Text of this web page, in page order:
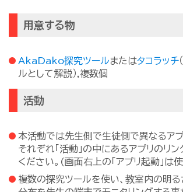
用意する物
AkaDako探究ツールまたはタコラッチ
ルとして解説）,複数個
活動
本活動では先生側で生徒側で異なるアプ
それぞれ「活動」の中にあるアプリのリン
ください。(画面右上の「アプリ起動」は
複数の探究ツールを使い、教室内の明る